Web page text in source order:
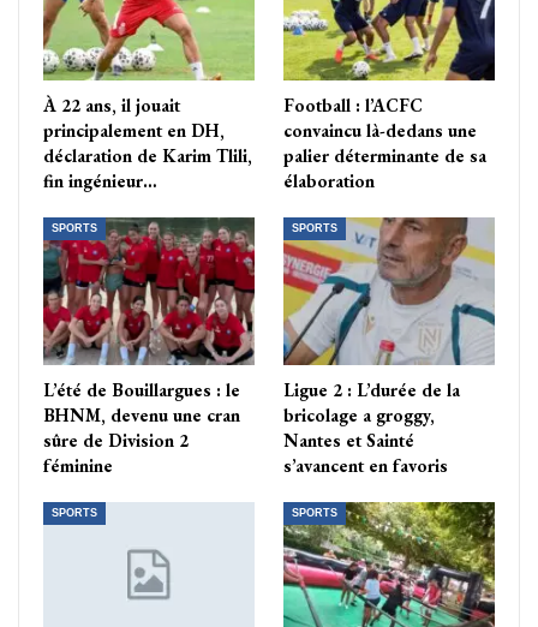
À 22 ans, il jouait
principalement en DH,
déclaration de Karim Tlili,
fin ingénieur…
Football : l’ACFC
convaincu là-dedans une
palier déterminante de sa
élaboration
SPORTS
L’été de Bouillargues : le
BHNM, devenu une cran
sûre de Division 2
féminine
SPORTS
Ligue 2 : L’durée de la
bricolage a groggy,
Nantes et Sainté
s’avancent en favoris
SPORTS SPORTS